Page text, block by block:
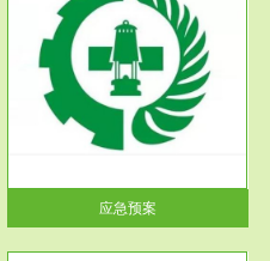
应急预案